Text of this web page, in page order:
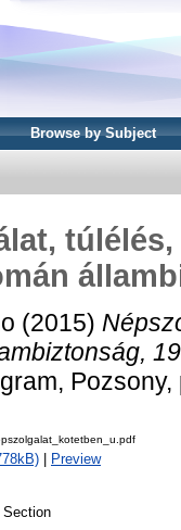
Browse by Subject
(2015)
Preview
Section